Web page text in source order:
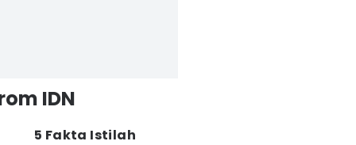
IDN
5 Fakta Istilah